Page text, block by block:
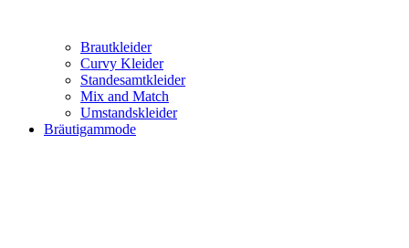
Brautkleider
Curvy Kleider
Standesamtkleider
Mix and Match
Umstandskleider
Bräutigammode